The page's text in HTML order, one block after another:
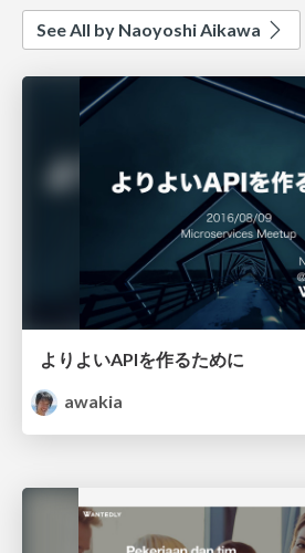
See All by Naoyoshi Aikawa
よりよいAPIを作るために
awakia